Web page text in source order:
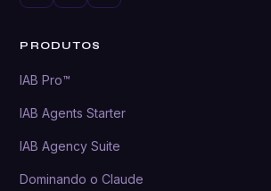
PRODUTOS
IAB Pro™
IAB Agents Starter
IAB Agency Suite
Dominando o Claude